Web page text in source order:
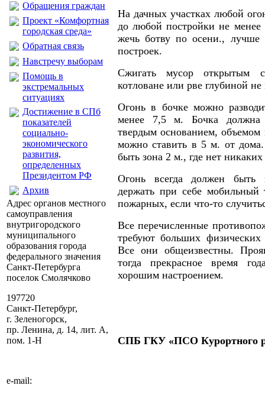
Обращения граждан
Проект «Комфортная
городская среда»
Обратная связь
Навстречу выборам
Помощь в
экстремальных
ситуациях
Достижение в СПб
показателей
социально-
экономического
развития,
определенных
Президентом РФ
Архив
Адрес органов местного
самоуправления
внутригородского
муниципального
образования города
федерального значения
Санкт-Петербурга
поселок Смолячково
197720
Санкт-Петербург,
г. Зеленогорск,
пр. Ленина, д. 14, лит. А,
пом. 1-Н
e-mail:
На дачных участках любой
до любой постройки не
жечь ботву по осени., лучше
построек.
Сжигать мусор открытым
котловане или рве глубиной
Огонь в бочке можно
менее 7,5 м. Бочка должна
твердым основанием,
можно ставить в 5 м. от
быть зона 2 м., где нет
Огонь всегда должен быть
держать при себе мобильный
пожарных, если что-то
Все перечисленные
требуют больших физических
Все они общеизвестны.
тогда прекрасное время
хорошим настроением.
СПБ ГКУ «ПСО Курортного